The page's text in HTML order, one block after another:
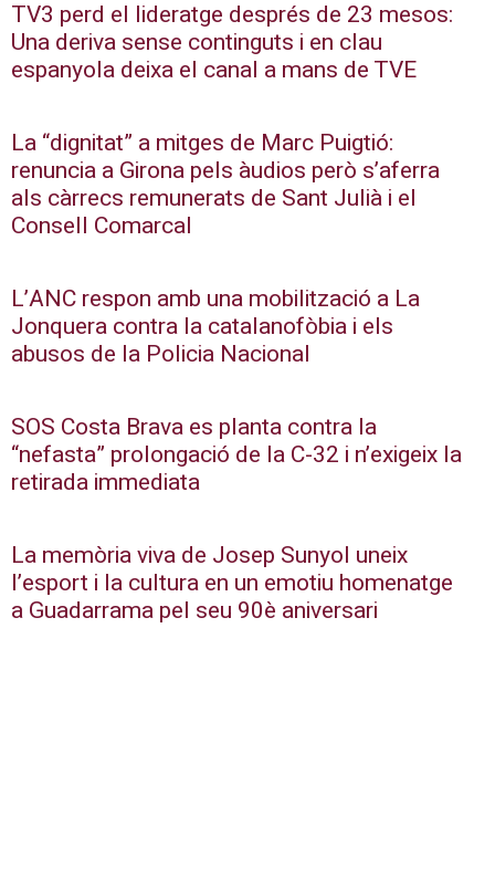
TV3 perd el lideratge després de 23 mesos:
Una deriva sense continguts i en clau
espanyola deixa el canal a mans de TVE
La “dignitat” a mitges de Marc Puigtió:
renuncia a Girona pels àudios però s’aferra
als càrrecs remunerats de Sant Julià i el
Consell Comarcal
L’ANC respon amb una mobilització a La
Jonquera contra la catalanofòbia i els
abusos de la Policia Nacional
SOS Costa Brava es planta contra la
“nefasta” prolongació de la C-32 i n’exigeix la
retirada immediata
La memòria viva de Josep Sunyol uneix
l’esport i la cultura en un emotiu homenatge
a Guadarrama pel seu 90è aniversari